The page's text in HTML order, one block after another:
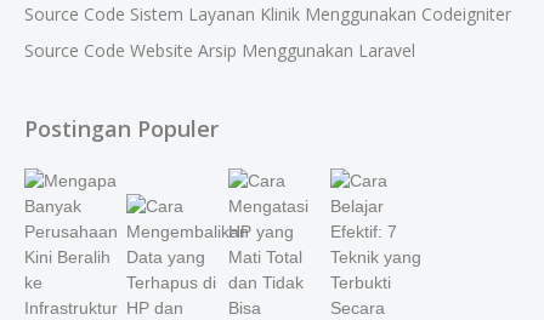
Source Code Sistem Layanan Klinik Menggunakan Codeigniter
Source Code Website Arsip Menggunakan Laravel
Postingan Populer